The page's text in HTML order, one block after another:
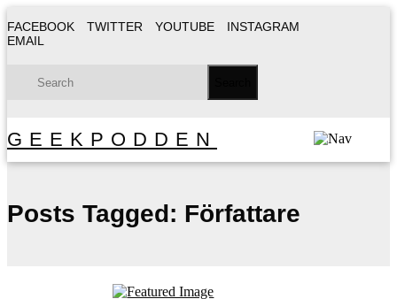
FACEBOOK TWITTER YOUTUBE
INSTAGRAM
EMAIL
GEEKPODDEN
Posts Tagged: Författare